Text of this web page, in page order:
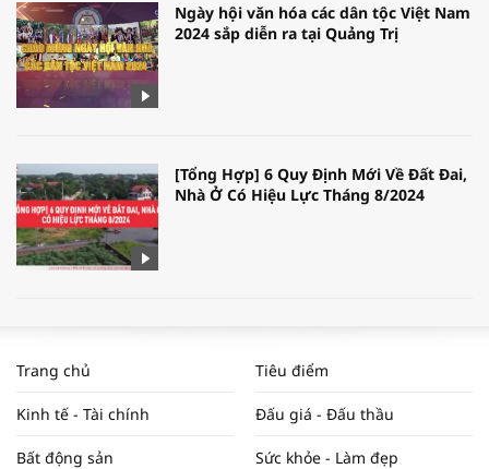
Ngày hội văn hóa các dân tộc Việt Nam
2024 sắp diễn ra tại Quảng Trị
[Tổng Hợp] 6 Quy Định Mới Về Đất Đai,
Nhà Ở Có Hiệu Lực Tháng 8/2024
NAM NĂM 2024 VÀ NĂM 2025 | NHỊP
ĐẬP THỊ TRƯỜNG #62
Trang chủ Tiêu điểm
Kinh tế - Tài chính Đấu giá - Đấu thầu
Bất động sản Sức khỏe - Làm đẹp